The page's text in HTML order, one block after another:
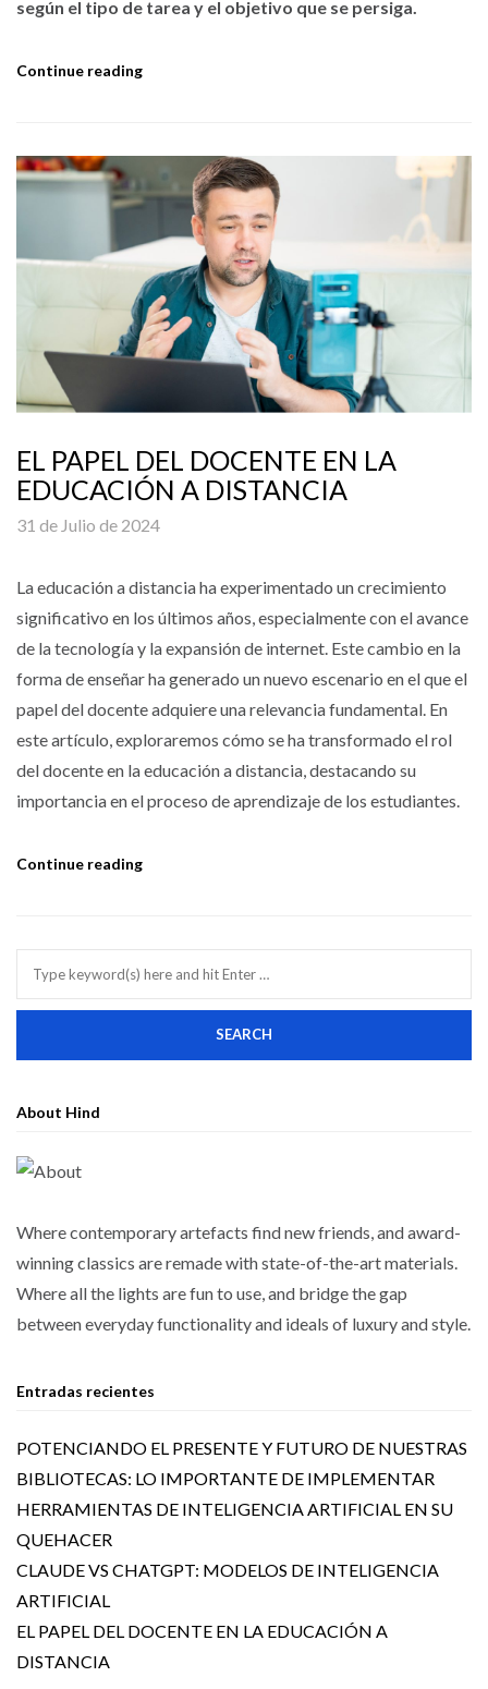
según el tipo de tarea y el objetivo que se persiga.
Continue reading
EL PAPEL DEL DOCENTE EN LA
EDUCACIÓN A DISTANCIA
31 de Julio de 2024
La educación a distancia ha experimentado un crecimiento
significativo en los últimos años, especialmente con el avance
de la tecnología y la expansión de internet. Este cambio en la
forma de enseñar ha generado un nuevo escenario en el que el
papel del docente adquiere una relevancia fundamental. En
este artículo, exploraremos cómo se ha transformado el rol
del docente en la educación a distancia, destacando su
importancia en el proceso de aprendizaje de los estudiantes.
Continue reading
About Hind
Where contemporary artefacts find new friends, and award-
winning classics are remade with state-of-the-art materials.
Where all the lights are fun to use, and bridge the gap
between everyday functionality and ideals of luxury and style.
Entradas recientes
POTENCIANDO EL PRESENTE Y FUTURO DE NUESTRAS
BIBLIOTECAS: LO IMPORTANTE DE IMPLEMENTAR
HERRAMIENTAS DE INTELIGENCIA ARTIFICIAL EN SU
QUEHACER
CLAUDE VS CHATGPT: MODELOS DE INTELIGENCIA
ARTIFICIAL
EL PAPEL DEL DOCENTE EN LA EDUCACIÓN A
DISTANCIA